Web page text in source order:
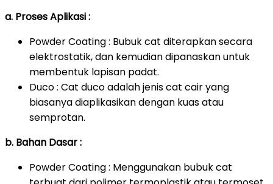
a. Proses Aplikasi :
Powder Coating : Bubuk cat diterapkan secara
elektrostatik, dan kemudian dipanaskan untuk
membentuk lapisan padat.
Duco : Cat duco adalah jenis cat cair yang
biasanya diaplikasikan dengan kuas atau
semprotan.
b. Bahan Dasar :
Powder Coating : Menggunakan bubuk cat